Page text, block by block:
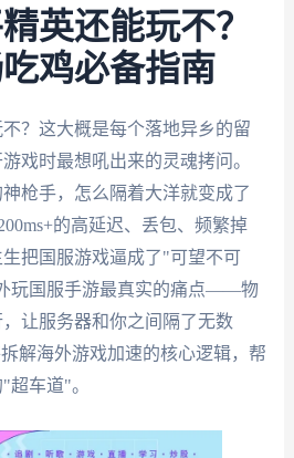
英还能玩不？
鸡必备指南
？这大概是每个落地异乡的留
戏时最想吼出来的灵魂拷问。
枪手，怎么隔着大洋就变成了
的高延迟、丢包、频繁掉
把国服游戏逼成了"可望不可
玩国服手游最真实的痛点——物
让服务器和你之间隔了无数
解海外游戏加速的核心逻辑，帮
超车道"。